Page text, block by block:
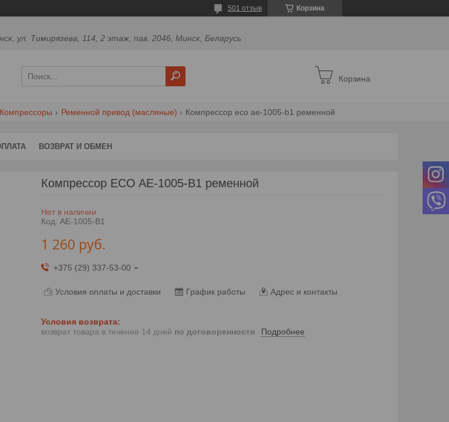
Корзина
501 отзыв
ул. Тимирязева, 114, 2 этаж, пав. 2046, Минск, Беларусь
Корзина
Компрессоры Ременной привод (масляные) Компрессор eco ae-1005-b1 ременной
ВОЗВРАТ И ОБМЕН
Компрессор ECO AE-1005-B1 ременной
Нет в наличии
Код: AE-1005-B1
1 260 руб.
+375 (29) 337-53-00
Условия оплаты и доставки График работы Адрес и контакты
возврат товара в течение 14 дней по договоренности Подробнее